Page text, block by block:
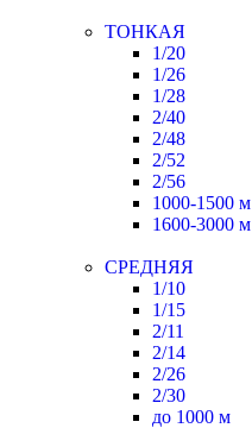
ТОНКАЯ
1/20
1/26
1/28
2/40
2/48
2/52
2/56
1000-1500 м
1600-3000 м
СРЕДНЯЯ
1/10
1/15
2/11
2/14
2/26
2/30
до 1000 м